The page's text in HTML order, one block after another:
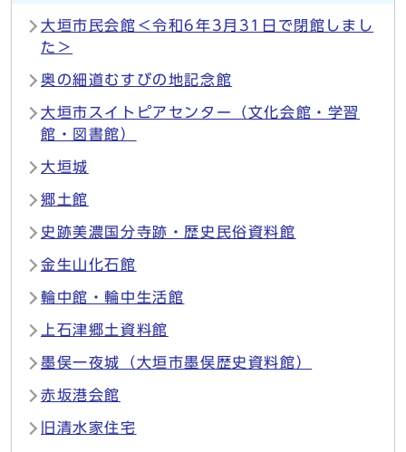
大垣市民会館＜令和6年3月31日で閉館しまし
た＞
奥の細道むすびの地記念館
大垣市スイトピアセンター（文化会館・学習
館・図書館）
大垣城
郷土館
史跡美濃国分寺跡・歴史民俗資料館
金生山化石館
輪中館・輪中生活館
上石津郷土資料館
墨俣一夜城（大垣市墨俣歴史資料館）
赤坂港会館
旧清水家住宅